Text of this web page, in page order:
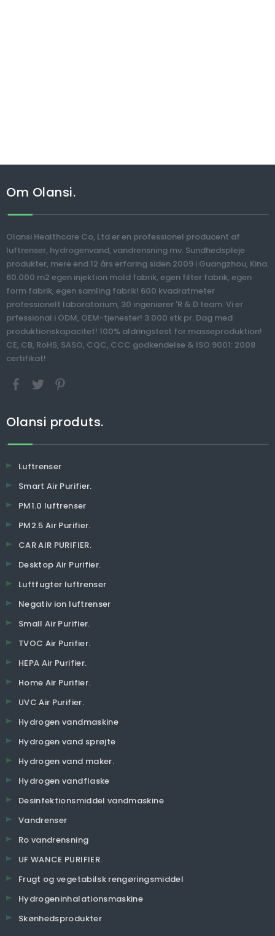
Om Olansi.
Olansi Healthcare Co, Ltd er en professionel producent af
luftrenser, hydrogenvand, vandrensning mv. Sundhedspleje
produkter, mere end 12 års erfaring siden 2009 i Guangzhou, Kina.
60.000 m2 egen injektion mold fabrik, egen filter fabrik, egen
form fabrik, egen samling fabrik! 600 kvadratmeter
professionelt laboratorium, 30 ingeniører 'R & D team. Vi er
prfessional i ODM, OEM-tjenester! 3.000 stk pr. Dag med
produktionskapacitet! 100% aldringstest for masseproduktion!
CE, CB, RoHS, SASO, CQC, CCC godkendelse & ISO 9001: 2008
certifikat!
Olansi produts.
Luftrenser
Smart Air Purifier.
PM1.0 luftrenser
PM2.5 Air Purifier.
CAR AIR PURIFIER.
Desktop Air Purifier.
Luftfugter luftrenser
Negativ ion luftrenser
Small Air Purifier.
TVOC Air Purifier.
HEPA Air Purifier.
Home Air Purifier.
UVC Air Purifier.
Hydrogen vandmaskine
Hydrogen vand sprøjte
Hydrogen vand maker.
Hydrogen vandflaske
Desinfektionsmiddel vandmaskine
Vandrenser
Ro vandrensning
UF WANCE PURIFIER.
Frugt og vegetabilsk rengøringsmiddel
Hydrogeninhalationsmaskine
Skønhedsprodukter